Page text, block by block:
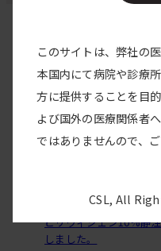
すべての製品
すべてのカテゴリー
2024/04/01 包装
アルブミン‐ベーリング
2024/04/01 供給状況
ピリヴィジェン10%静
しました。
このサイトは、弊社の
本国内にて病院や診療
方に提供することを目
よび国外の医療関係者
ではありませんので、ご
CSL, All